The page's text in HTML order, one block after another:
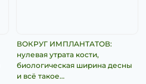
ВОКРУГ ИМПЛАНТАТОВ:
нулевая утрата кости,
биологическая ширина десны
и всё такое…